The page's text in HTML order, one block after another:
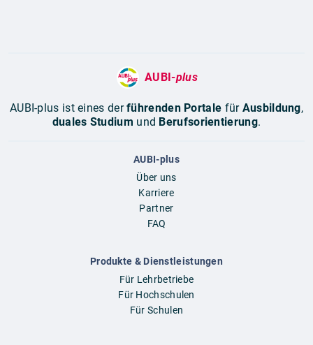
AUBI-plus
AUBI-plus ist eines derführenden Portale für Ausbildung,
duales Studium und Berufsorientierung.
AUBI-plus
Über uns
Karriere
Partner
FAQ
Produkte & Dienstleistungen
Für Lehrbetriebe
Für Hochschulen
Für Schulen